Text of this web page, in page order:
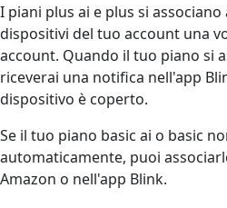
I piani plus ai e plus si
dispositivi del tuo account una
account. Quando il tuo piano si
riceverai una notifica nell'app
dispositivo è coperto.
Se il tuo piano basic ai o basic
automaticamente, puoi
Amazon o nell'app Blink.